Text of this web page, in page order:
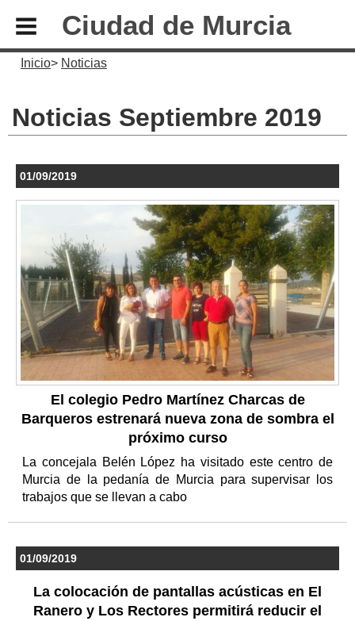
Ciudad de Murcia
Inicio Noticias
Noticias Septiembre 2019
01/09/2019
El colegio Pedro Martínez Charcas de
Barqueros estrenará nueva zona de sombra el
próximo curso
La concejala Belén López ha visitado este centro de
Murcia de la pedanía de Murcia para supervisar los
trabajos que se llevan a cabo
01/09/2019
La colocación de pantallas acústicas en El
Ranero y Los Rectores permitirá reducir el